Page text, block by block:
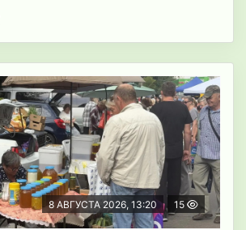
8 АВГУСТА 2026, 13:20 15